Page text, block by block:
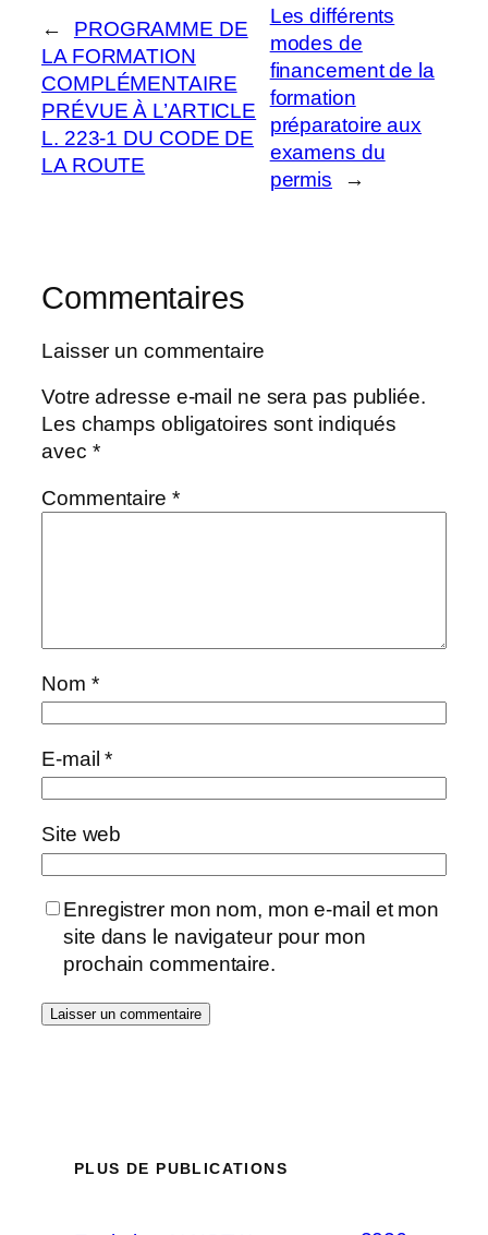
←
PROGRAMME DE
LA FORMATION
COMPLÉMENTAIRE
PRÉVUE À L’ARTICLE
L. 223-1 DU CODE DE
LA ROUTE
Les différents
modes de
financement de la
formation
préparatoire aux
examens du
permis
→
Commentaires
Laisser un commentaire
Votre adresse e-mail ne sera pas publiée.
Les champs obligatoires sont indiqués
avec *
Commentaire *
Nom *
E-mail*
Site web
Enregistrer mon nom, mon e-mail et mon
site dans le navigateur pour mon
prochain commentaire.
PLUS DE PUBLICATIONS